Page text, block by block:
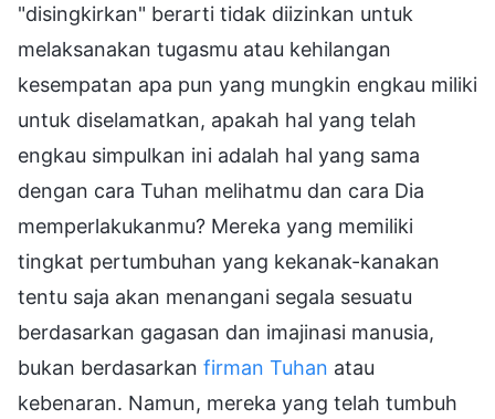
"disingkirkan" berarti tidak diizinkan untuk
melaksanakan tugasmu atau kehilangan
kesempatan apa pun yang mungkin engkau miliki
untuk diselamatkan, apakah hal yang telah
engkau simpulkan ini adalah hal yang sama
dengan cara Tuhan melihatmu dan cara Dia
memperlakukanmu? Mereka yang memiliki
tingkat pertumbuhan yang kekanak-kanakan
tentu saja akan menangani segala sesuatu
berdasarkan gagasan dan imajinasi manusia,
bukan berdasarkan firman Tuhan atau
kebenaran. Namun, mereka yang telah tumbuh